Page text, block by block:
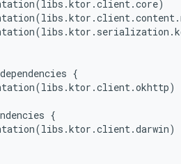
(libs .ktor .client.core)
(libs .ktor .client.content.
(libs .ktor . serialization .
dependencies {
(libs .ktor .client.okhttp)
{
(libs .ktor .client.darwin)